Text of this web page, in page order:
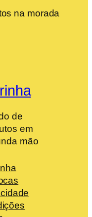
na morada
de
em
mão